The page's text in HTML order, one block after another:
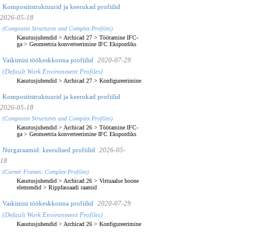
Komposiitstruktuurid ja keerukad profiilid
2026-05-18
(Composite Structures and Complex Profiles)
Kasutusjuhendid > Archicad 27 > Töötamine IFC-
ga > Geomeetria konverteerimine IFC Ekspordiks
Vaikimisi töökeskkonna profiilid
2020-07-29
(Default Work Environment Profiles)
Kasutusjuhendid > Archicad 27 > Konfigureerimine
Komposiitstruktuurid ja keerukad profiilid
2026-05-18
(Composite Structures and Complex Profiles)
Kasutusjuhendid > Archicad 26 > Töötamine IFC-
ga > Geomeetria konverteerimine IFC Ekspordiks
Nurgaraamid: keerulised profiilid
2026-05-
18
(Corner Frames: Complex Profiles)
Kasutusjuhendid > Archicad 26 > Virtuaalse hoone
elemendid > Rippfassaadi raamid
Vaikimisi töökeskkonna profiilid
2020-07-29
(Default Work Environment Profiles)
Kasutusjuhendid > Archicad 26 > Konfigureerimine